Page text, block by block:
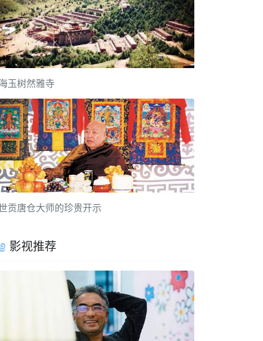
玉树然雅寺
贡唐仓大师的珍贵开示
影视推荐